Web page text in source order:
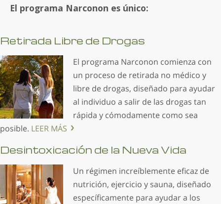
El programa Narconon es único:
Retirada Libre de Drogas
El programa Narconon comienza con
un proceso de retirada no médico y
libre de drogas, diseñado para ayudar
al individuo a salir de las drogas tan
rápida y cómodamente como sea
posible. LEER MÁS
Desintoxicación de la Nueva Vida
Un régimen increíblemente eficaz de
nutrición, ejercicio y sauna, diseñado
específicamente para ayudar a los